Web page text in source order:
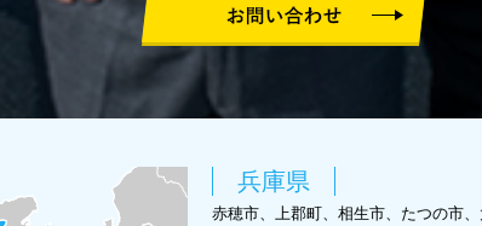
兵庫県
赤穂市、上郡町、相生市、たつの市